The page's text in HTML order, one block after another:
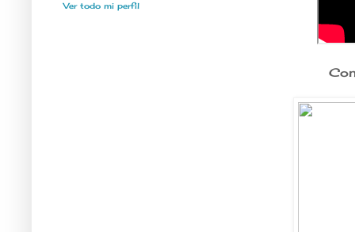
Ver todo mi perfil